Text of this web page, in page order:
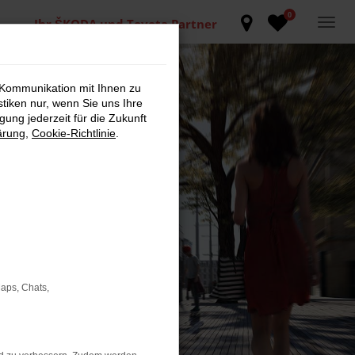
0
Ihr ŠKODA und Toyota Partner
mit Ihnen zu
nur, wenn Sie uns Ihre
jederzeit für die Zukunft
Cookie-Richtlinie
Chats,